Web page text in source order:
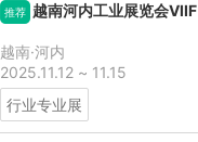
推荐 越南河内工业展览会VIIF
越南·河内
2025.11.12 ~ 11.15
行业专业展